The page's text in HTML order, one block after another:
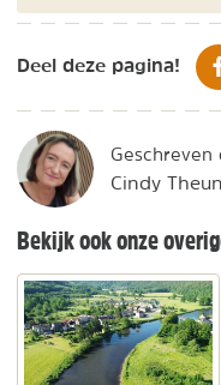
Deel deze pagina!
Geschreven
Cindy
Bekijk ook onze